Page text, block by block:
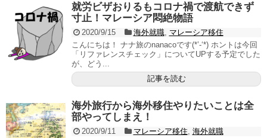
就労ビザおりるもコロナ禍で渡航できず
寸止！マレーシア悶絶物語
2020/9/15 海外就職, マレーシア移住
こんにちは！ ナナ旅のnanacoです(*’-‘*) ホントは今回
「リファレンスチェック」についてUPする予定でした
が、どう...
記事を読む
海外旅行から海外移住やりたいことは全
部やってしまえ！
2020/9/11 マレーシア移住 海外就職